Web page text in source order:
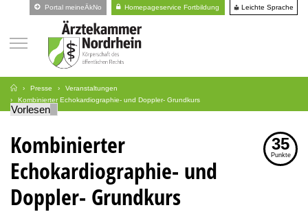
Portal meineÄkNo Homepageservice Fortbildung Leichte Sprache
Presse
Veranstaltungen
Kombinierter Echokardiographie- und Doppler- Grundkurs
Vorlesen
Kombinierter
Echokardiographie- und
Doppler- Grundkurs
35
Punkte